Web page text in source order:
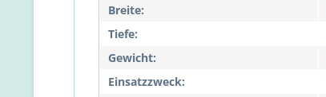
Breite:
Tiefe:
Gewicht:
Einsatzzweck: